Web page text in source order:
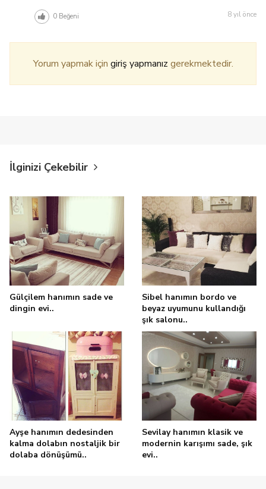
0Beğeni 8 yıl önce
Yorum yapmak için giriş yapmanız gerekmektedir.
İlginizi Çekebilir
Gülçilem hanımın sade ve
dingin evi..
Sibel hanımın bordo ve
beyaz uyumunu kullandığı
şık salonu..
Ayşe hanımın dedesinden
kalma dolabın nostaljik bir
dolaba dönüşümü..
Sevilay hanımın klasik ve
modernin karışımı sade, şık
evi..